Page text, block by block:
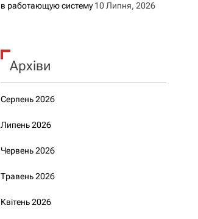
в работающую систему 10 Липня, 2026
Архіви
Серпень 2026
Липень 2026
Червень 2026
Травень 2026
Квітень 2026